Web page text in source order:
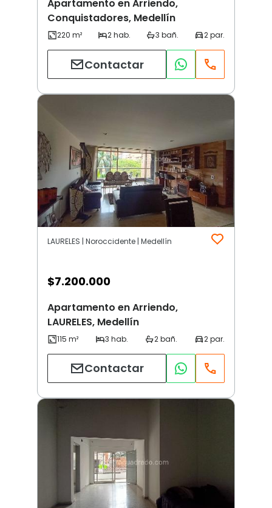
Apartamento en Arriendo,
Conquistadores, Medellín
Contactar
LAURELES | Noroccidente | Medellín
$7.200.000
Apartamento en Arriendo,
LAURELES, Medellín
Contactar